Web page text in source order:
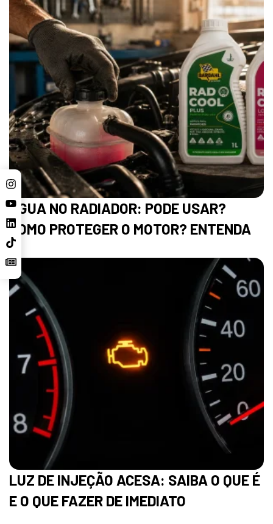
ÁGUA NO RADIADOR: PODE USAR?
COMO PROTEGER O MOTOR? ENTENDA
LUZ DE INJEÇÃO ACESA: SAIBA O QUE É
E O QUE FAZER DE IMEDIATO